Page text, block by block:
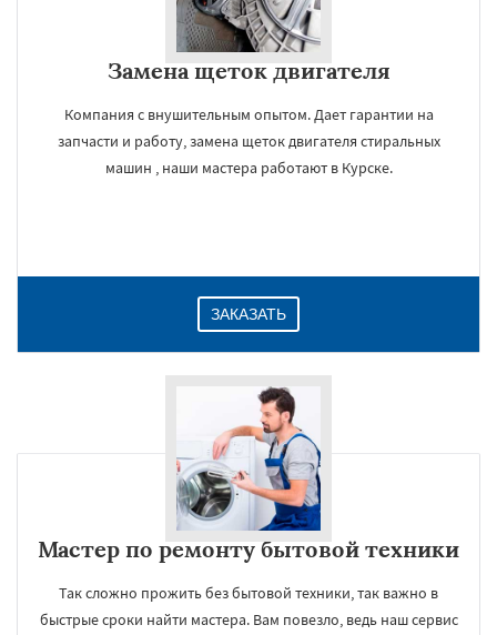
Замена щеток двигателя
Компания с внушительным опытом. Дает гарантии на
запчасти и работу, замена щеток двигателя стиральных
машин , наши мастера работают в Курске.
ЗАКАЗАТЬ
Мастер по ремонту бытовой техники
Так сложно прожить без бытовой техники, так важно в
быстрые сроки найти мастера. Вам повезло, ведь наш сервис